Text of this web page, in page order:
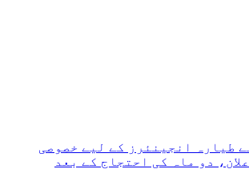
طیارہ انجینئرز کے لیے خصوصی
دو ماہ کی احتجاج کے بعد